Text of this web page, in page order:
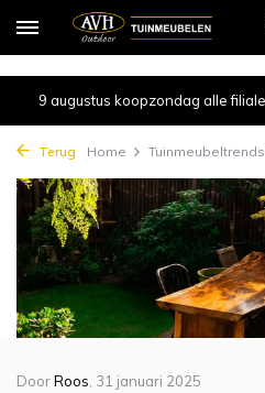
{!!% include 'snippets/cta.rain' %!!}
9 augustus koopzondag alle
Terug Home
DoorRoos , 31 januari 2025